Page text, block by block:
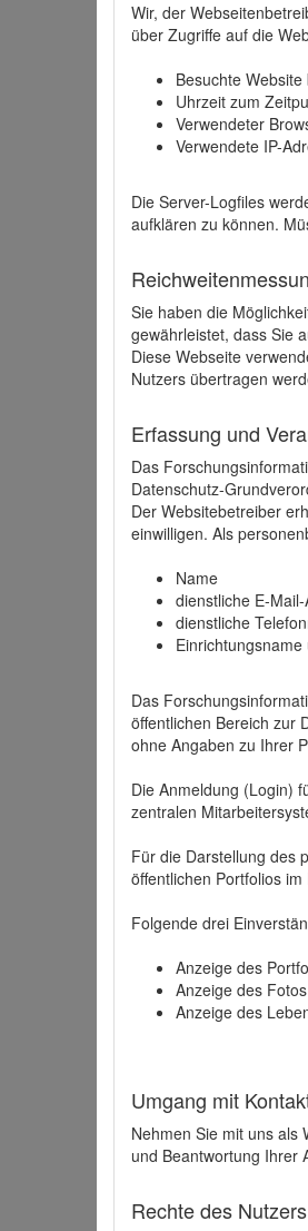
Wir, der
über Zugriffe auf die
Besuchte
Uhrzeit zum
Verwendeter
Verwendete IP-
Die Server-Logfiles
aufklären zu können.
Sie haben die
gewährleistet, dass Sie
Diese Webseite
Nutzers übertragen
Erfassung und
Das
Datenschutz-
Der Websitebetreiber
einwilligen. Als
Name
dienstliche E-
dienstliche
Das
öffentlichen Bereich zur
ohne Angaben zu Ihrer
Die Anmeldung (Login)
zentralen
Für die Darstellung des
öffentlichen Portfolios
Folgende drei
Anzeige des
Anzeige des Fotos
Anzeige des
Umgang mit
Nehmen Sie mit uns als
und Beantwortung Ihrer
Rechte des Nutzers